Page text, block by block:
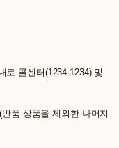
로 콜센터(1234-1234) 및
품 상품을 제외한 나머지